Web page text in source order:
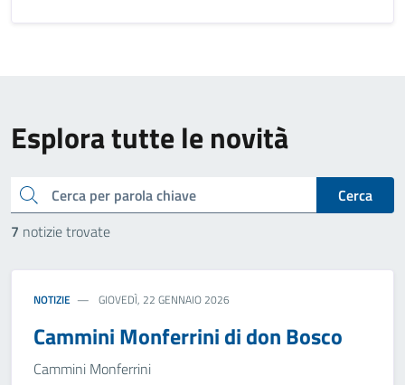
Esplora tutte le novità
cerca
Cerca
7 notizie trovate
NOTIZIE GIOVEDÌ, 22 GENNAIO 2026
Cammini Monferrini di don Bosco
Cammini Monferrini